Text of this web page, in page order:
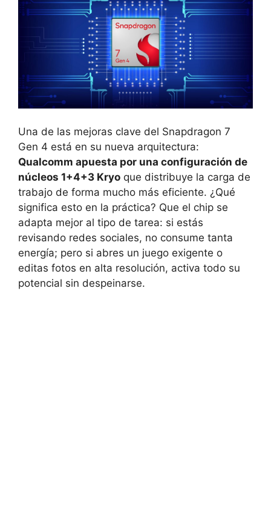
Una de las mejoras clave del Snapdragon 7
Gen 4 está en su nueva arquitectura:
Qualcomm apuesta por una configuración de
núcleos 1+4+3 Kryo que distribuye la carga de
trabajo de forma mucho más eficiente. ¿Qué
significa esto en la práctica? Que el chip se
adapta mejor al tipo de tarea: si estás
revisando redes sociales, no consume tanta
energía; pero si abres un juego exigente o
editas fotos en alta resolución, activa todo su
potencial sin despeinarse.